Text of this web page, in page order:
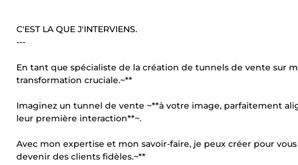
C'EST LA QUE J'INTERVIENS.
---
En tant que spécialiste de la création de tunnels de vente sur
transformation cruciale.~**
Imaginez un tunnel de vente ~**à votre image, parfaitement
leur première interaction**~.
Avec mon expertise et mon savoir-faire, je peux créer pour
devenir des clients fidèles.~**